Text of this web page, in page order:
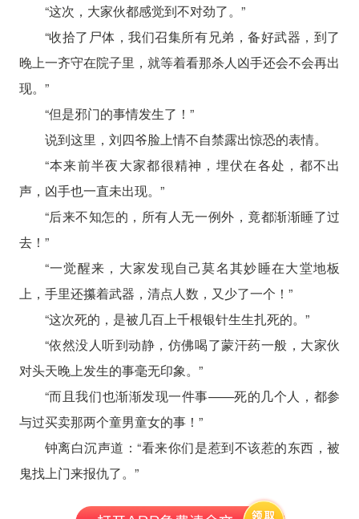
“这次，大家伙都感觉到不对劲了。”
“收拾了尸体，我们召集所有兄弟，备好武器，到了
晚上一齐守在院子里，就等着看那杀人凶手还会不会再出
现。”
“但是邪门的事情发生了！”
说到这里，刘四爷脸上情不自禁露出惊恐的表情。
“本来前半夜大家都很精神，埋伏在各处，都不出
声，凶手也一直未出现。”
“后来不知怎的，所有人无一例外，竟都渐渐睡了过
去！”
“一觉醒来，大家发现自己莫名其妙睡在大堂地板
上，手里还攥着武器，清点人数，又少了一个！”
“这次死的，是被几百上千根银针生生扎死的。”
“依然没人听到动静，仿佛喝了蒙汗药一般，大家伙
对头天晚上发生的事毫无印象。”
“而且我们也渐渐发现一件事——死的几个人，都参
与过买卖那两个童男童女的事！”
钟离白沉声道：“看来你们是惹到不该惹的东西，被
鬼找上门来报仇了。”